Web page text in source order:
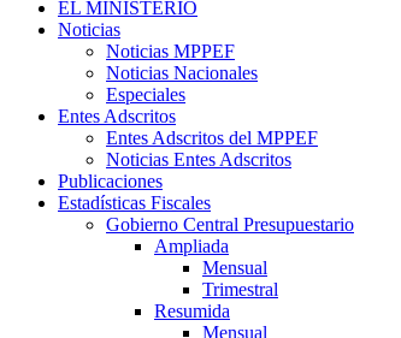
EL MINISTERIO
Noticias
Noticias MPPEF
Noticias Nacionales
Especiales
Entes Adscritos
Entes Adscritos del MPPEF
Noticias Entes Adscritos
Publicaciones
Estadísticas Fiscales
Gobierno Central Presupuestario
Ampliada
Mensual
Trimestral
Resumida
Mensual